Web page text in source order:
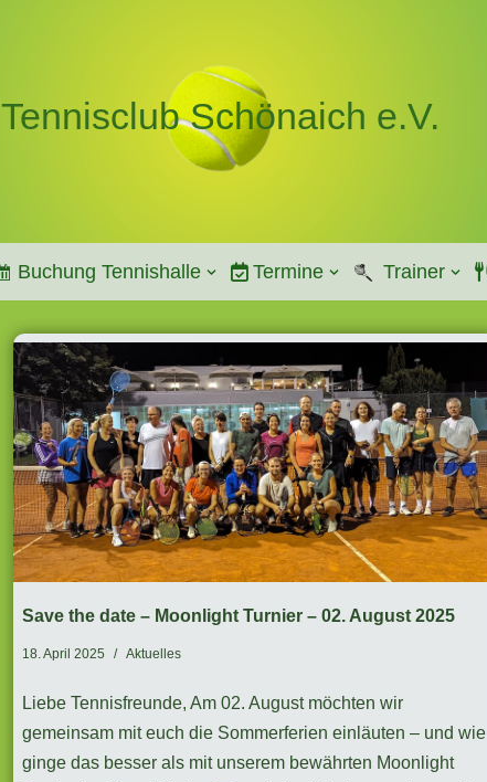
Tennisclub Schönaich e.V.
Buchung Tennishalle Termine Trainer
Save the date – Moonlight Turnier – 02. August 2025
18. April 2025 Aktuelles
Liebe Tennisfreunde, Am 02. August möchten wir
gemeinsam mit euch die Sommerferien einläuten – und wie
ginge das besser als mit unserem bewährten Moonlight